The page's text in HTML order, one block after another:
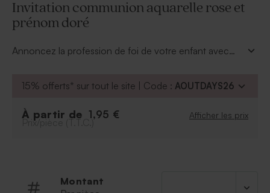
Invitation communion aquarelle rose et
prénom doré
Annoncez la profession de foi de votre enfant avec
et le véritable atout de cette carte. Quant aux bords
de l'invitation, personnalisez le texte avec les
15% offerts* sur tout le site | Code : AOUTDAYS26
À partir de 1,95 € Afficher les prix
Prix/pièce (T.T.C.)
Montant